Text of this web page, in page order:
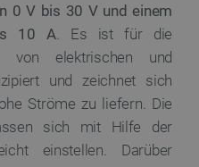
0 V bis 30 V und einem
10 A. Es ist für die
von elektrischen und
und zeichnet sich
Ströme zu liefern. Die
sich mit Hilfe der
einstellen. Darüber